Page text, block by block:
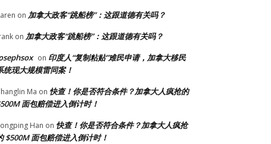
on 加拿大政客“跳船榜”：这跟道德有关吗？
on 加拿大政客“跳船榜”：这跟道德有关吗？
on 印度人“复制粘贴”难民申请，加拿大移民
统现大规模雷同案！
Ma on 快查！你是否符合条件？加拿大人疯抢的
面包赔偿进入倒计时！
Han on 快查！你是否符合条件？加拿大人疯抢
$500M 面包赔偿进入倒计时！